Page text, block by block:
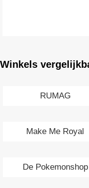
Winkels
RUMAG
Make Me Royal
De Pokemonshop